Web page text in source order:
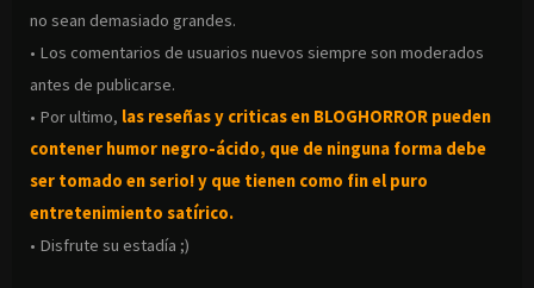
no sean demasiado grandes.
• Los comentarios de usuarios nuevos siempre son moderados
antes de publicarse.
• Por ultimo, las reseñas y criticas en BLOGHORROR pueden
contener humor negro-ácido, que de ninguna forma debe
ser tomado en serio! y que tienen como fin el puro
entretenimiento satírico.
• Disfrute su estadía ;)